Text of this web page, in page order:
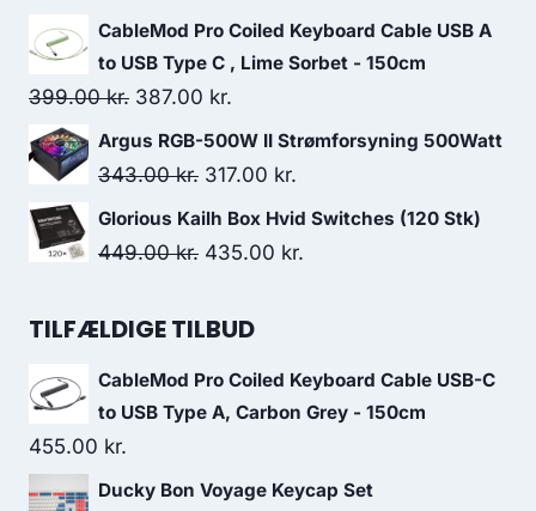
price
was:
169.00 kr..
price
is:
CableMod Pro Coiled Keyboard Cable USB A
to USB Type C , Lime Sorbet - 150cm
399.00kr. Original
price
was:
387.00 kr.
price
is:
Argus RGB-500W II Strømforsyning 500Watt
343.00kr. Original
price
was:
317.00 kr.
price
is:
Glorious Kailh Box Hvid Switches (120 Stk)
449.00kr. Original
was:
435.00 kr.
TILFÆLDIGE TILBUD
CableMod Pro Coiled Keyboard Cable USB-C
to USB Type A, Carbon Grey - 150cm
455.00 kr.
Ducky Bon Voyage Keycap Set